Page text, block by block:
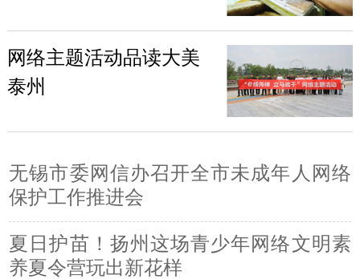
网络主题活动品读大美
泰州
无锡市委网信办召开全市未成年人网络
保护工作推进会
夏日护苗！扬州这场青少年网络文明素
养夏令营玩出新花样